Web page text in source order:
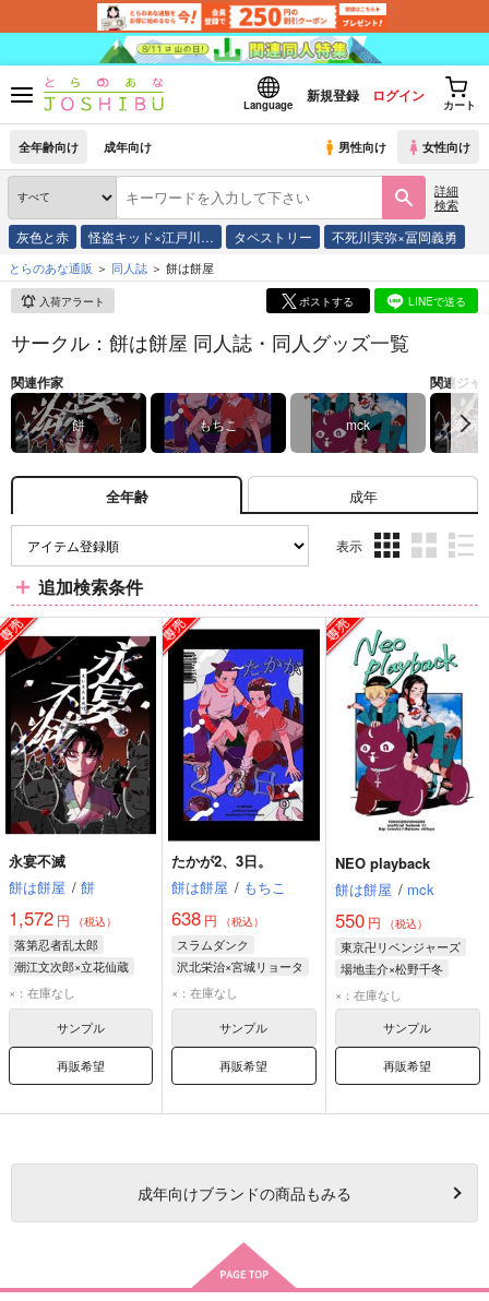
Language
新規登録 ログイン
カート
全年齢向け 成年向け 男性向け 女性向け
詳細
検索
灰色と赤 怪盗キッド×江戸川… タペストリー 不死川実弥×冨岡義勇
とらのあな通販 同人誌 餅は餅屋
入荷アラート ポストする LINEで送る
サークル：餅は餅屋 同人誌・同人グッズ一覧
関連作家
餅 もちこ mck
関連ジャ
落第
全年齢 成年
表示
ム
表
示
ム
表
ム
表
追加検索条件
永宴不滅
餅は餅屋 / 餅
1,572 円 （税込）
落第忍者乱太郎
潮江文次郎×立花仙蔵
潮江文次郎
×：在庫なし
サンプル
再販希望
たかが2、3日。
餅は餅屋 / もちこ
638 円 （税込）
スラムダンク
沢北栄治×宮城リョータ
沢北栄治
宮城リョータ
×：在庫なし
サンプル
再販希望
NEO playback
餅は餅屋 / mck
550円 （税込）
東京卍リベンジャーズ
場地圭介×松野千冬
場地圭介
×：在庫なし
サンプル
再販希望
成年向けブランドの商品もみる